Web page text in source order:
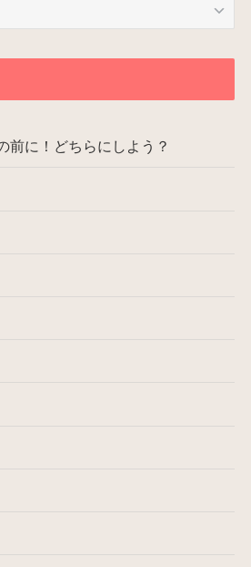
前に！どちらにしよう？